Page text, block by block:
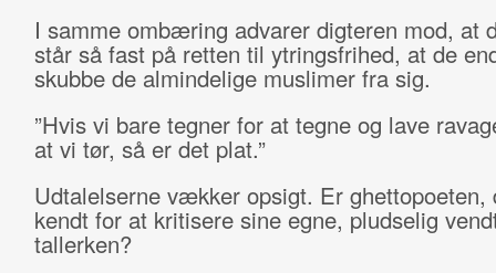
I samme ombæring advarer digteren mod, at
står så fast på retten til ytringsfrihed, at de
skubbe de almindelige muslimer fra sig.
”Hvis vi bare tegner for at tegne og lave
at vi tør, så er det plat.”
Udtalelserne vækker opsigt. Er ghettopoeten,
kendt for at kritisere sine egne, pludselig
tallerken?